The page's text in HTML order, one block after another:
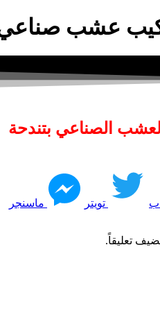
عشب صناعي
الصناعي بتندحة
تويتر ماسنجر
تعليقاً.